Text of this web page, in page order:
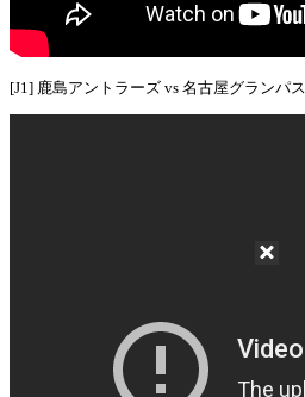
[J1] 鹿島アントラーズ vs 名古屋グランパ